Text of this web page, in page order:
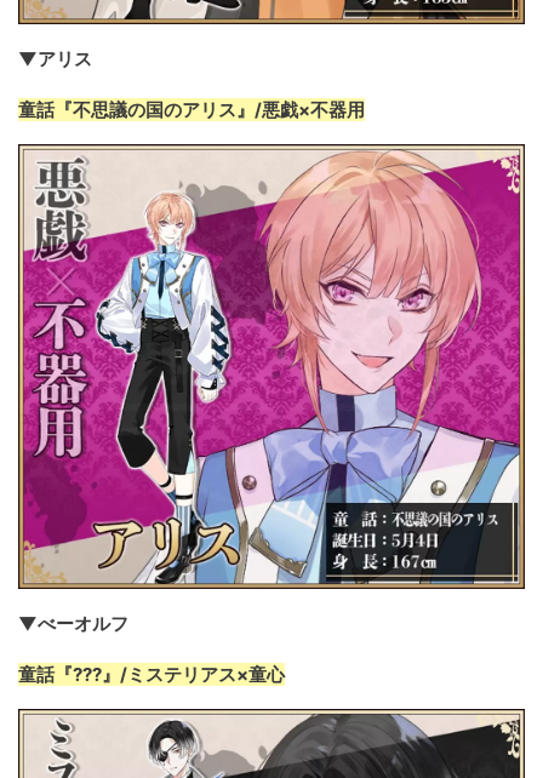
▼アリス
童話『不思議の国のアリス』/悪戯×不器用
▼べーオルフ
童話『???』/ミステリアス×童心